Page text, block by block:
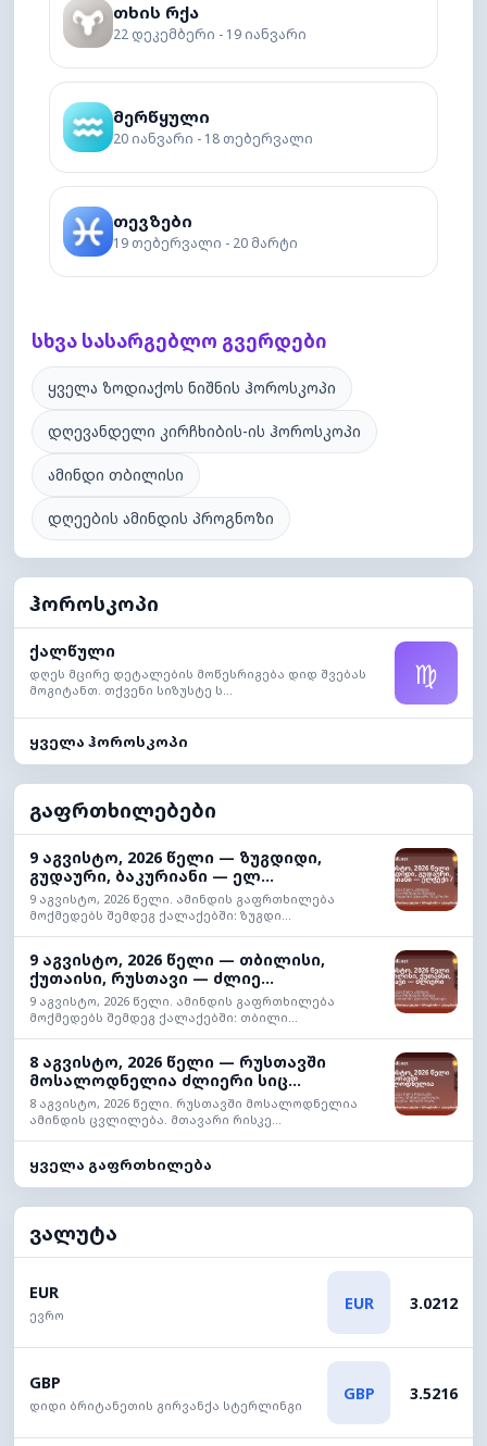
თხის რქა
22 დეკემბერი - 19 იანვარი
მერწყული
20 იანვარი - 18 თებერვალი
თევზები
19 თებერვალი - 20 მარტი
სხვა სასარგებლო გვერდები
ყველა ზოდიაქოს ნიშნის ჰოროსკოპი
დღევანდელი კირჩხიბის-ის ჰოროსკოპი
ამინდი თბილისი
დღეების ამინდის პროგნოზი
ჰოროსკოპი
ქალწული
დღეს მცირე დეტალების მოწესრიგება დიდ შვებას
მოგიტანთ. თქვენი სიზუსტე ს...
♍
ყველა ჰოროსკოპი
გაფრთხილებები
9 აგვისტო, 2026 წელი — ზუგდიდი,
გუდაური, ბაკურიანი — ელ...
9 აგვისტო, 2026 წელი. ამინდის გაფრთხილება
მოქმედებს შემდეგ ქალაქებში: ზუგდი...
9 აგვისტო, 2026 წელი — თბილისი,
ქუთაისი, რუსთავი — ძლიე...
9 აგვისტო, 2026 წელი. ამინდის გაფრთხილება
მოქმედებს შემდეგ ქალაქებში: თბილი...
8 აგვისტო, 2026 წელი — რუსთავში
მოსალოდნელია ძლიერი სიც...
8 აგვისტო, 2026 წელი. რუსთავში მოსალოდნელია
ამინდის ცვლილება. მთავარი რისკე...
ყველა გაფრთხილება
ვალუტა
EUR
ევრო
EUR 3.0212
GBP
დიდი ბრიტანეთის გირვანქა სტერლინგი
GBP 3.5216